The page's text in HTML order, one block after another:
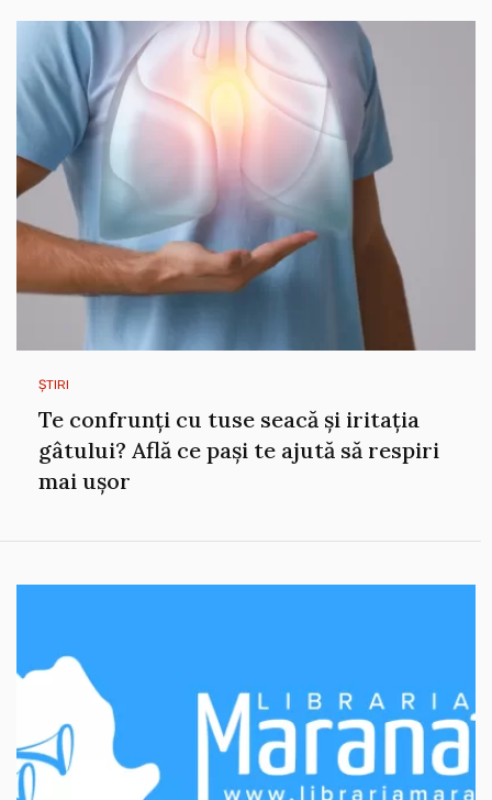
ȘTIRI
Te confrunți cu tuse seacă și iritația
gâtului? Află ce pași te ajută să respiri
mai ușor